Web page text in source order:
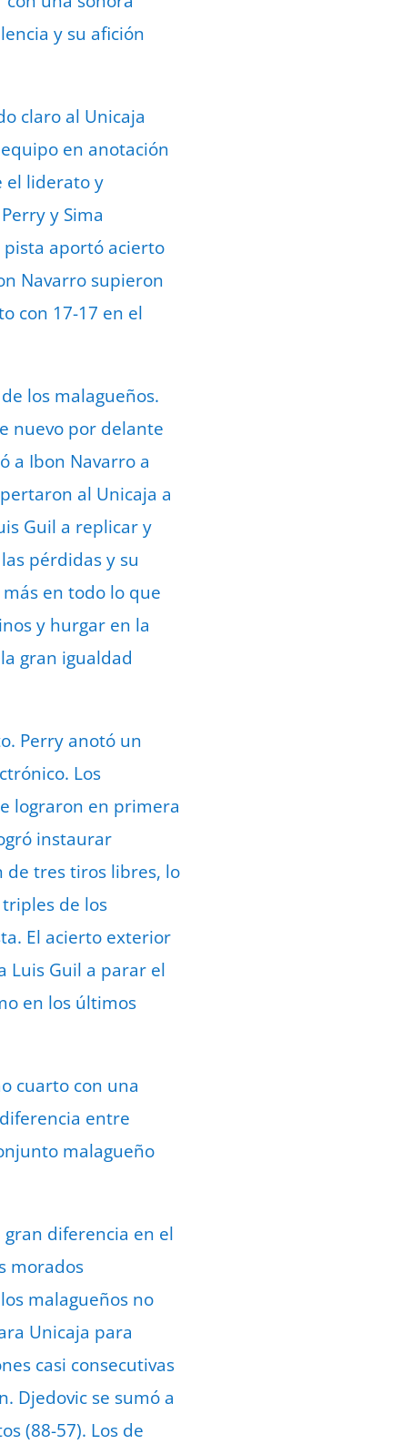
y su afición
claro al Unicaja
en anotación
el liderato y
y Sima
pista aportó acierto
Navarro supieron
con 17-17 en el
los malagueños.
nuevo por delante
a Ibon Navarro a
al Unicaja a
Guil a replicar y
pérdidas y su
en todo lo que
y hurgar en la
gran igualdad
Perry anotó un
Los
lograron en primera
instaurar
de tres tiros libres, lo
de los
El acierto exterior
Luis Guil a parar el
en los últimos
cuarto con una
entre
malagueño
diferencia en el
morados
malagueños no
Unicaja para
casi consecutivas
Djedovic se sumó a
(88-57). Los de